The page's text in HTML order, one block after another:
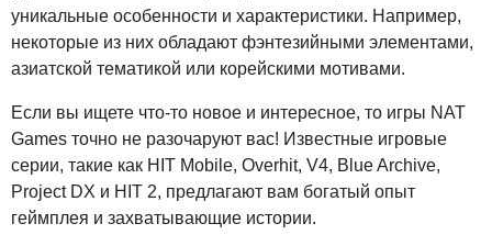
уникальные особенности и характеристики. Например,
некоторые из них обладают фэнтезийными элементами,
азиатской тематикой или корейскими мотивами.
Если вы ищете что-то новое и интересное, то игры NАТ
Games точно не разочаруют вас! Известные игровые
серии, такие как HIT Mobile, Overhit, V4, Blue Archive,
Project DX и HIT 2, предлагают вам богатый опыт
геймплея и захватывающие истории.